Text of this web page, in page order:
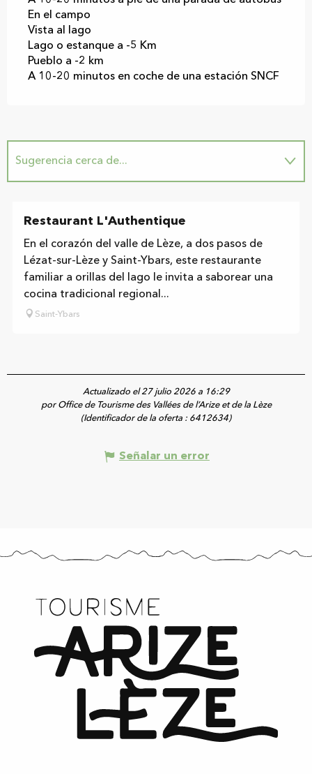
En el campo
Vista al lago
Lago o estanque a -5 Km
Pueblo a -2 km
A 10-20 minutos en coche de una estación SNCF
Sugerencia cerca de...
Restaurant L'Authentique
En el corazón del valle de Lèze, a dos pasos de
Lézat-sur-Lèze y Saint-Ybars, este restaurante
familiar a orillas del lago le invita a saborear una
cocina tradicional regional...
Saint-Ybars
Actualizado el 27 julio 2026 a 16:29
por Office de Tourisme des Vallées de l’Arize et de la Lèze
(Identificador de la oferta : 6412634)
Señalar un error